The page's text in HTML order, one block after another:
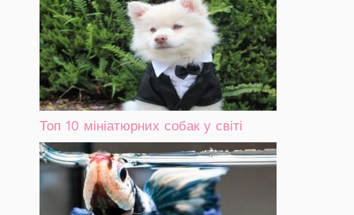
Топ 10 мініатюрних собак у світі